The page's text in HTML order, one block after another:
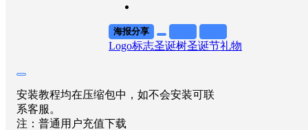
海报分享
Logo标志圣诞树圣诞节礼物
安装教程均在压缩包中，如不会安装可联
系客服。
注：普通用户充值下载